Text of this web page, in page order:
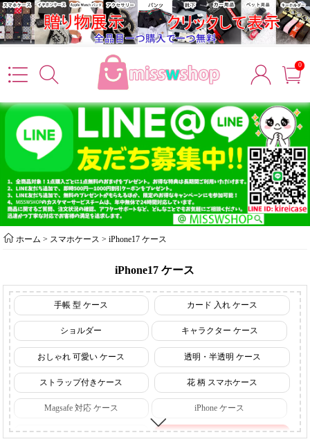
0
ホーム > スマホケース >iPhone17 ケース
iPhone17 ケース
手帳 型 ケース カード 入れ ケース
ショルダー キャラクター ケース
おしゃれ 可愛い ケース 透明・半透明 ケース
ストラップ付きケース 花 柄 スマホケース
Magsafe 対応 ケース iPhone ケース
iPhone18 ケース 【発売予定】 iPhone17 ケース